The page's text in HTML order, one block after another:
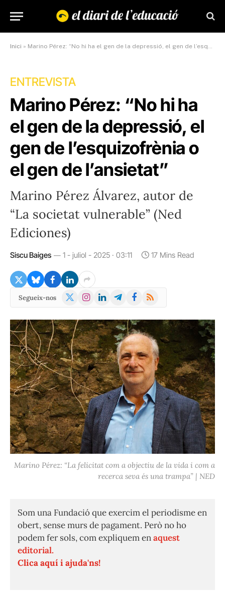
Inici » Marino Pérez: “No hi ha el gen de la depressió, el gen de l’esquizofrènia o el gen de l’ansietat”
ENTREVISTA
Marino Pérez: “No hi ha
el gen de la depressió, el
gen de l’esquizofrènia o
el gen de l’ansietat”
Marino Pérez Álvarez, autor de
“La societat vulnerable” (Ned
Ediciones)
Siscu Baiges 1 - juliol - 2025 · 03:11 17 Mins Read
Segueix-nos
X
Instagram
LinkedInTelegramFacebook
RSS
Marino Pérez: “La felicitat com a objectiu de la vida i com a
recerca seva és una trampa” | NED
Som una Fundació que exercim el periodisme en
obert, sense murs de pagament. Però no ho
podem fer sols, com expliquem enaquest
editorial.
Clica aquí i ajuda'ns!